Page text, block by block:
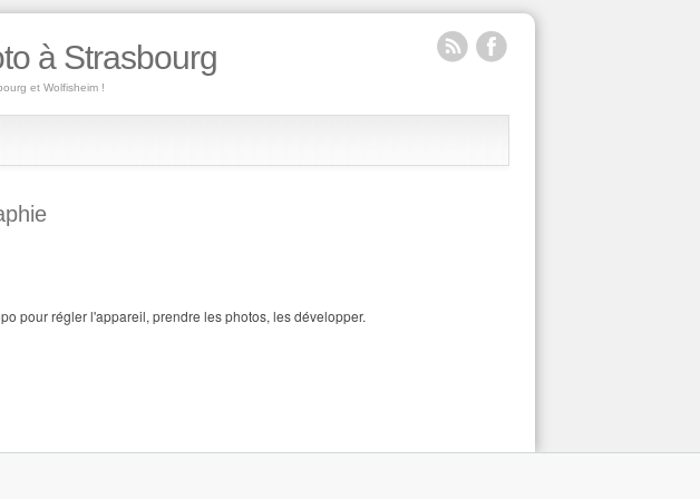
à Strasbourg
et Wolfisheim !
pour régler l'appareil, prendre les photos, les développer.